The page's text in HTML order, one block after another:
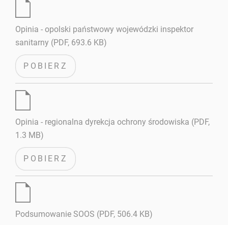
Opinia - opolski państwowy wojewódzki inspektor
sanitarny (PDF, 693.6 KB)
POBIERZ
Opinia - regionalna dyrekcja ochrony środowiska (PDF,
1.3 MB)
POBIERZ
Podsumowanie SOOS (PDF, 506.4 KB)